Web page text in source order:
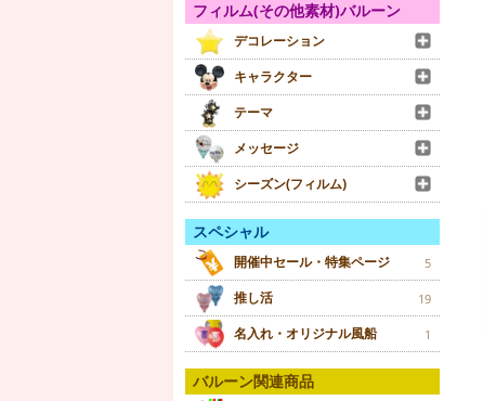
フィルム(その他素材)バルーン
デコレーション
キャラクター
テーマ
メッセージ
シーズン(フィルム)
スペシャル
開催中セール・特集ページ 5
推し活 19
名入れ・オリジナル風船 1
バルーン関連商品